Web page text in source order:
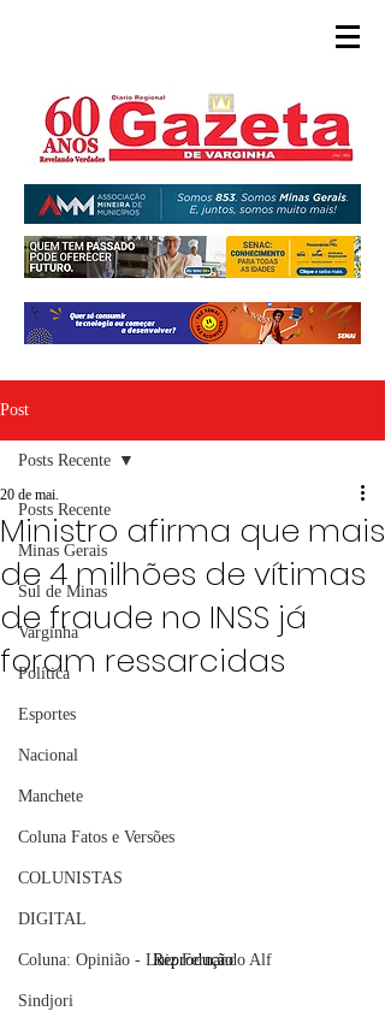
Post
Posts Recente
Minas Gerais
Sul de Minas
Varginha
Política
Esportes
Nacional
Manchete
Coluna Fatos e Versões
COLUNISTAS
DIGITAL
Coluna: Opinião - Luiz Fernando Alf
Sindjori
Posts Recente
Ministro afirma que mais
de 4 milhões de vítimas
de fraude no INSS já
foram ressarcidas
20 de mai.
Reprodução